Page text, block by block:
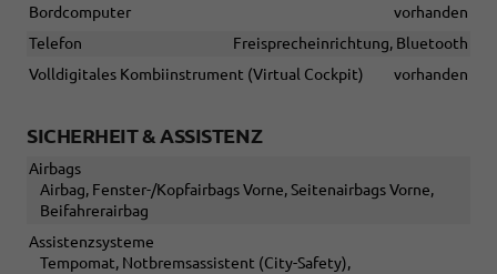
Bordcomputer
vorhanden
Telefon
Freisprecheinrichtung, Bluetooth
Volldigitales Kombiinstrument (Virtual Cockpit)
vorhanden
SICHERHEIT & ASSISTENZ
Airbags
Airbag, Fenster-/Kopfairbags Vorne, Seitenairbags Vorne,
Beifahrerairbag
Assistenzsysteme
Tempomat, Notbremsassistent (City-Safety),